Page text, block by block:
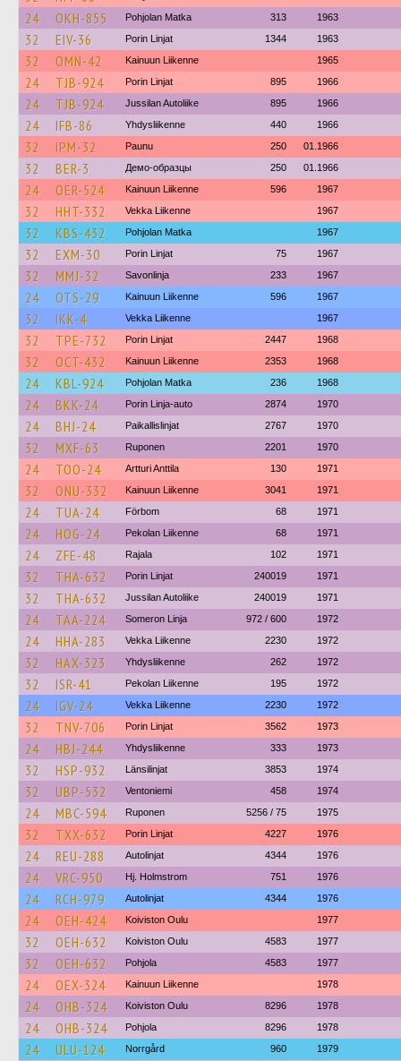
24 OKH-855 Pohjolan Matka 313 1963
32 EIV-36 Porin Linjat 1344 1963
32 OMN-42 Kainuun Liikenne 1965
24 TJB-924 Porin Linjat 895 1966
24 TJB-924 Jussilan Autoliike 895 1966
24 IFB-86 Yhdysliikenne 440 1966
32 IPM-32 Paunu 250 01.1966
32 BER-3 Демо-образцы 250 01.1966
24 OER-524 Kainuun Liikenne 596 1967
32 HHT-332 Vekka Liikenne 1967
32 KBS-432 Pohjolan Matka 1967
32 EXM-30 Porin Linjat 75 1967
32 MMJ-32 Savonlinja 233 1967
24 OTS-29 Kainuun Liikenne 596 1967
32 IKK-4 Vekka Liikenne 1967
32 TPE-732 Porin Linjat 2447 1968
32 OCT-432 Kainuun Liikenne 2353 1968
24 KBL-924 Pohjolan Matka 236 1968
24 BKK-24 Porin Linja-auto 2874 1970
24 BHJ-24 Paikallislinjat 2767 1970
32 MXF-63 Ruponen 2201 1970
24 TOO-24 Artturi Anttila 130 1971
32 ONU-332 Kainuun Liikenne 3041 1971
24 TUA-24 Förbom 68 1971
24 HOG-24 Pekolan Liikenne 68 1971
24 ZFE-48 Rajala 102 1971
32 THA-632 Porin Linjat 240019 1971
32 THA-632 Jussilan Autoliike 240019 1971
24 TAA-224 Someron Linja 972 / 600 1972
24 HHA-283 Vekka Liikenne 2230 1972
32 HAX-323 Yhdysliikenne 262 1972
32 ISR-41 Pekolan Liikenne 195 1972
24 IGV-24 Vekka Liikenne 2230 1972
32 TNV-706 Porin Linjat 3562 1973
24 HBJ-244 Yhdysliikenne 333 1973
32 HSP-932 Länsilinjat 3853 1974
32 UBP-532 Ventoniemi 458 1974
24 MBC-594 Ruponen 5256 / 75 1975
32 TXX-632 Porin Linjat 4227 1976
24 REU-288 Autolinjat 4344 1976
24 VRC-950 Hj. Holmstrom 751 1976
24 RCH-979 Autolinjat 4344 1976
24 OEH-424 Koiviston Oulu 1977
32 OEH-632 Koiviston Oulu 4583 1977
32 OEH-632 Pohjola 4583 1977
24 OEX-324 Kainuun Liikenne 1978
24 OHB-324 Koiviston Oulu 8296 1978
24 OHB-324 Pohjola 8296 1978
24 ULU-124 Norrgård 960 1979